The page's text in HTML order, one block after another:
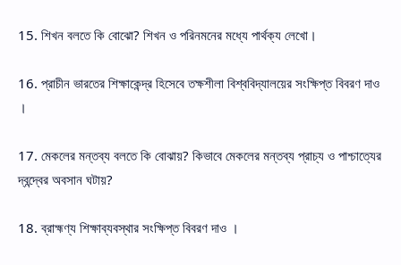
15. শিখন বলতে কি বোঝো? শিখন ও পরিনমনের মধ্যে পার্থক্য লেখো।
16. প্রাচীন ভারতের শিক্ষাকেন্দ্র হিসেবে তক্ষশীলা বিশ্ববিদ্যালয়ের সংক্ষিপ্ত বিবরণ দাও
।
17. মেকলের মন্তব্য বলতে কি বোঝায়? কিভাবে মেকলের মন্তব্য প্রাচ্য ও পাশ্চাত্যের
দ্বন্দ্বের অবসান ঘটায়?
18. ব্রাহ্মণ্য শিক্ষাব্যবস্থার সংক্ষিপ্ত বিবরণ দাও ।